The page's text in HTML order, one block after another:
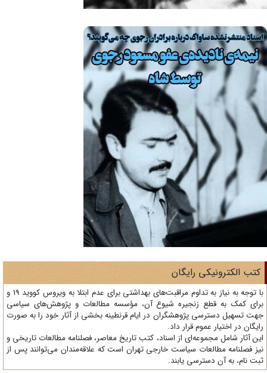
الکترونیکی رایگان
با توجه به نیاز به تداوم مراقبت‌های بهداشتی برای عدم ابتلا به ویروس کووید 19 و
کمک به قطع زنجیره شیوع آن، مؤسسه مطالعات و پژوهش‌های سیاسی
تسهیل دسترسی پژوهشگران در ایام قرنطینه بخشی از آثار خود را به صورت
در اختیار عموم قرار داد.
آثار شامل مجموعه‌ای از اسناد، کتب تاریخ معاصر، فصلنامه‌ مطالعات تاریخی و
فصلنامه مطالعات سیاست خارجی تهران است که علاقه‌مندان می‌توانند پس از
نام، به آن دسترسی یابند.